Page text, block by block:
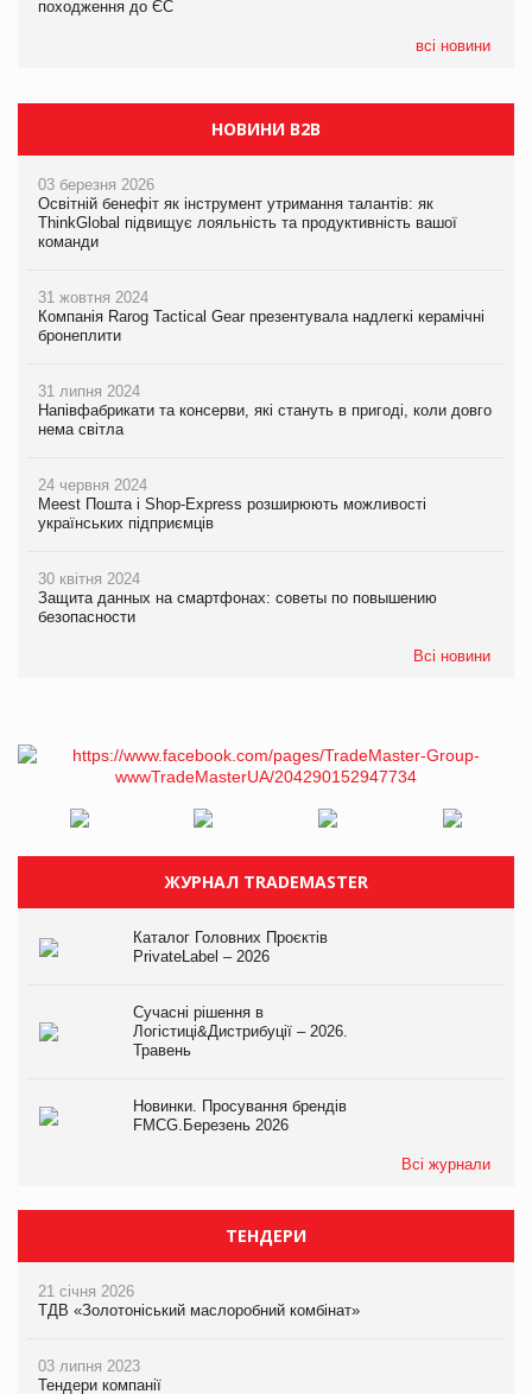
походження до ЄС
всі новини
європейський ринок
європейський ринок
НОВИНИ B2B
03 березня 2026
Освітній бенефіт як інструмент утримання талантів: як
ThinkGlobal підвищує лояльність та продуктивність вашої
команди
31 жовтня 2024
Компанія Rarog Tactical Gear презентувала надлегкі керамічні
бронеплити
31 липня 2024
Напівфабрикати та консерви, які стануть в пригоді, коли довго
нема світла
24 червня 2024
Meest Пошта і Shop-Express розширюють можливості
українських підприємців
30 квітня 2024
Защита данных на смартфонах: советы по повышению
безопасности
Всі новини
ЖУРНАЛ TRADEMASTER
Каталог Головних Проєктів
PrivateLabel – 2026
Сучасні рішення в
Логістиці&Дистрибуції – 2026.
Травень
Новинки. Просування брендів
FMCG.Березень 2026
Всі журнали
ТЕНДЕРИ
21 січня 2026
ТДВ «Золотоніський маслоробний комбінат»
03 липня 2023
Тендери компанії